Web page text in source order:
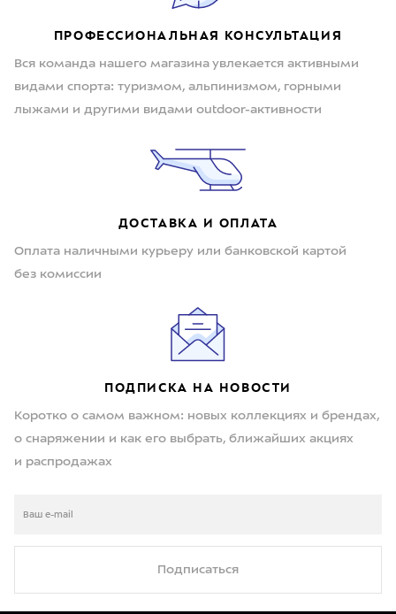
ПРОФЕССИОНАЛЬНАЯ КОНСУЛЬТАЦИЯ
Вся команда нашего магазина увлекается активными
видами спорта: туризмом, альпинизмом, горными
лыжами и другими видами outdoor-активности
ДОСТАВКА И ОПЛАТА
Оплата наличными курьеру или банковской картой
без комиссии
ПОДПИСКА НА НОВОСТИ
Коротко о самом важном: новых коллекциях и брендах,
о снаряжении и как его выбрать, ближайших акциях
и распродажах
Подписаться